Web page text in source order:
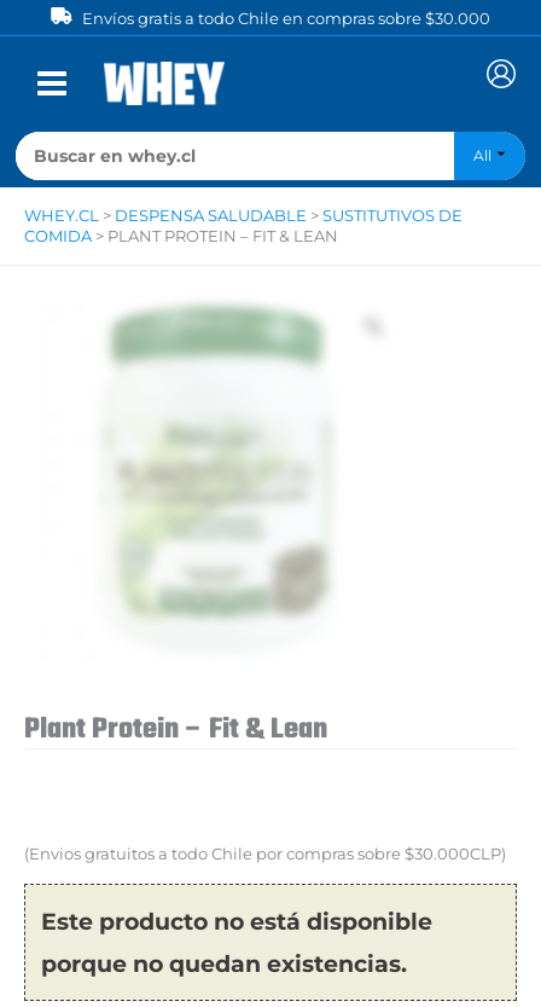
al
contenido
Envíos gratis a todo Chile en compras sobre $30.000
All
WHEY.CL > DESPENSA SALUDABLE > SUSTITUTIVOS DE
COMIDA > PLANT PROTEIN – FIT & LEAN
Plant Protein – Fit & Lean
(Envios gratuitos a todo Chile por compras sobre $30.000CLP)
Este producto no está disponible
porque no quedan existencias.